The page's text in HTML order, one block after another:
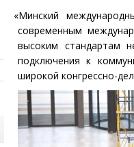
«Минский
современным
высоким стандартам
подключения к
широкой конгрессно-